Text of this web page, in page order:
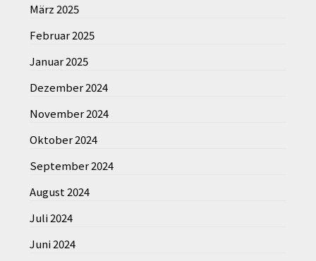
März 2025
Februar 2025
Januar 2025
Dezember 2024
November 2024
Oktober 2024
September 2024
August 2024
Juli 2024
Juni 2024